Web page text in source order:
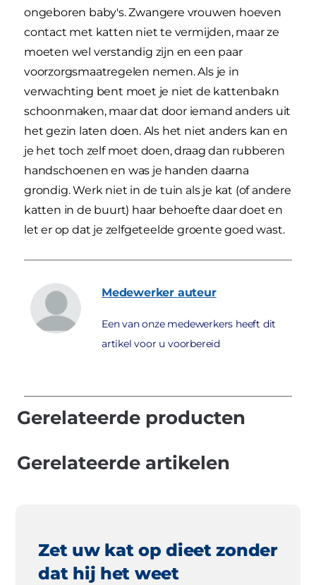
ongeboren baby's. Zwangere vrouwen hoeven
contact met katten niet te vermijden, maar ze
moeten wel verstandig zijn en een paar
voorzorgsmaatregelen nemen. Als je in
verwachting bent moet je niet de kattenbakn
schoonmaken, maar dat door iemand anders uit
het gezin laten doen. Als het niet anders kan en
je het toch zelf moet doen, draag dan rubberen
handschoenen en was je handen daarna
grondig. Werk niet in de tuin als je kat (of andere
katten in de buurt) haar behoefte daar doet en
let er op dat je zelfgeteelde groente goed wast.
Medewerker auteur
Een van onze medewerkers heeft dit
artikel voor u voorbereid
Gerelateerde producten
Gerelateerde artikelen
Zet uw kat op dieet zonder
dat hij het weet